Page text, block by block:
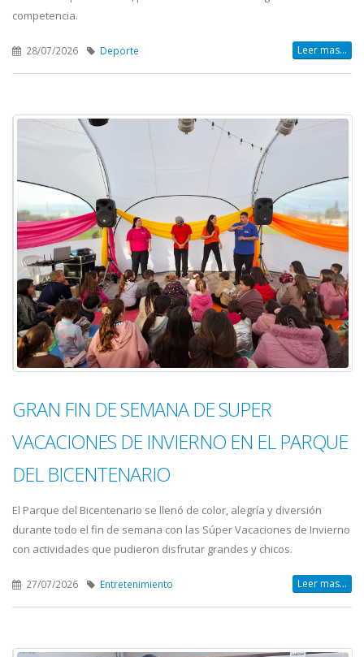
competencia.
28/07/2026 Deporte Leer mas...
GRAN FIN DE SEMANA DE SUPER
VACACIONES DE INVIERNO EN EL PARQUE
DEL BICENTENARIO
El Parque del Bicentenario se llenó de color, alegría y diversión
durante todo el fin de semana con las Súper Vacaciones de Invierno
con actividades que pudieron disfrutar grandes y chicos.
27/07/2026 Entretenimiento Leer mas...